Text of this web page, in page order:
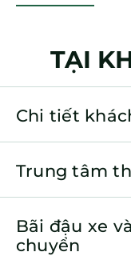
TẠI
Chi tiết
Trung tâm
Bãi đậu xe
chuyển